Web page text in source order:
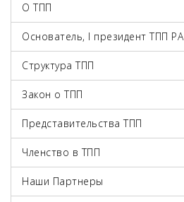
О ТПП
Основатель, I президент ТПП РА
Структура ТПП
Закон о ТПП
Представительства ТПП
Членство в ТПП
Наши Партнеры